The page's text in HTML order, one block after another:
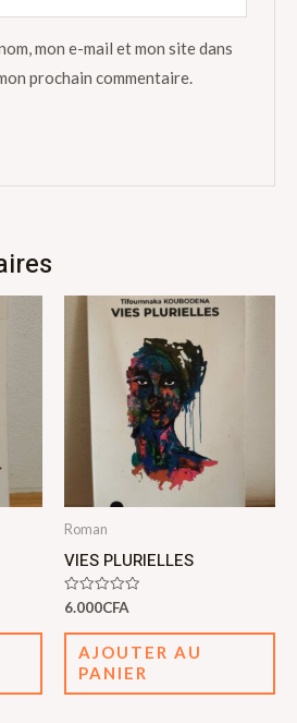
mon e-mail et mon site dans
prochain commentaire.
Roman
VIES PLURIELLES
Note
0
sur
6.000CFA
AJOUTER AU
PANIER